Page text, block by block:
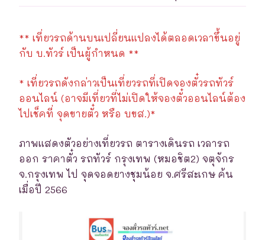
** เที่ยวรถด้านบนเปลี่ยนแปลงได้ตลอดเวลาขึ้นอยู่
กับ บ.ทัวร์ เป็นผู้กำหนด **
* เที่ยวรถดังกล่าวเป็นเที่ยวรถที่เปิดจองตั๋วรถทัวร์
ออนไลน์ (อาจมีเที่ยวที่ไม่เปิดให้จองตั๋วออนไลน์ต้อง
ไปเช็คที่ จุดขายตั๋ว หรือ บขส.)*
ภาพแสดงตัวอย่างเที่ยวรถ ตารางเดินรถ เวลารถ
ออก ราคาตั๋ว รถทัวร์ กรุงเทพ (หมอชิต2) จตุจักร
จ.กรุงเทพ ไป จุดจอดยางชุมน้อย จ.ศรีสะเกษ ค้น
เมื่อปี 2566